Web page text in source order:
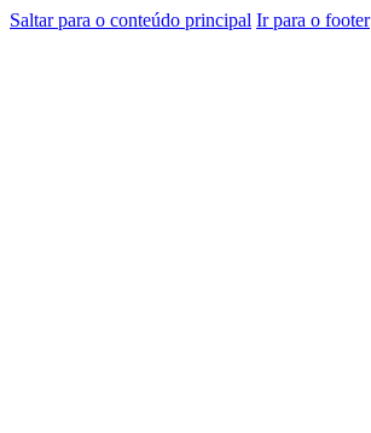
Saltar para o conteúdo principal Ir para o footer